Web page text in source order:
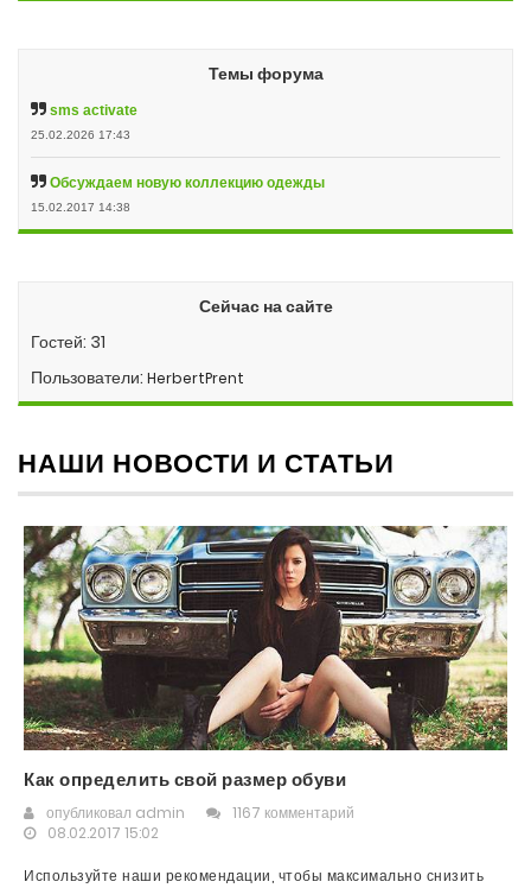
Темы форума
sms activate
25.02.2026 17:43
Обсуждаем новую коллекцию одежды
15.02.2017 14:38
Сейчас на сайте
Гостей: 31
Пользователи: HerbertPrent
НАШИ НОВОСТИ И СТАТЬИ
Как определить свой размер обуви
опубликовал admin
1167 комментарий
08.02.2017 15:02
Используйте наши рекомендации, чтобы максимально снизить